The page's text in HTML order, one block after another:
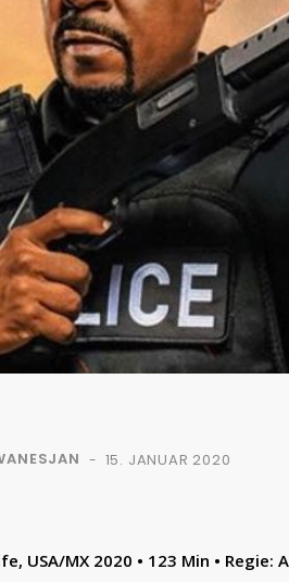
- 15. JANUAR 2020
USA/MX 2020 • 123 Min • Regie: